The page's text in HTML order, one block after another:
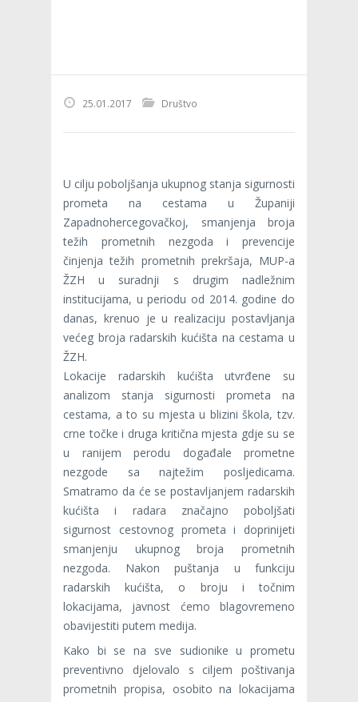
25.01.2017 Društvo
U cilju poboljšanja ukupnog stanja sigurnosti
prometa na cestama u Županiji
Zapadnohercegovačkoj, smanjenja broja
težih prometnih nezgoda i prevencije
činjenja težih prometnih prekršaja, MUP-a
ŽZH u suradnji s drugim nadležnim
institucijama, u periodu od 2014. godine do
danas, krenuo je u realizaciju postavljanja
većeg broja radarskih kućišta na cestama u
ŽZH.
Lokacije radarskih kućišta utvrđene su
analizom stanja sigurnosti prometa na
cestama, a to su mjesta u blizini škola, tzv.
crne točke i druga kritična mjesta gdje su se
u ranijem perodu događale prometne
nezgode sa najtežim posljedicama.
Smatramo da će se postavljanjem radarskih
kućišta i radara značajno poboljšati
sigurnost cestovnog prometa i doprinijeti
smanjenju ukupnog broja prometnih
nezgoda. Nakon puštanja u funkciju
radarskih kućišta, o broju i točnim
lokacijama, javnost ćemo blagovremeno
obavijestiti putem medija.
Kako bi se na sve sudionike u prometu
preventivno djelovalo s ciljem poštivanja
prometnih propisa, osobito na lokacijama